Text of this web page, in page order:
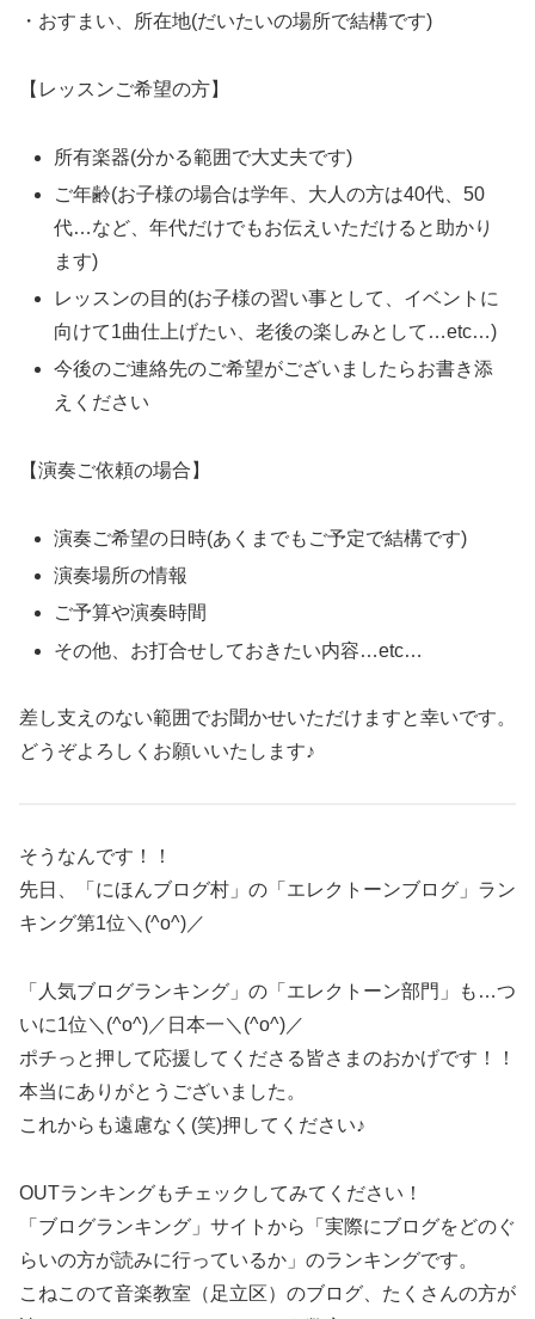
・おすまい、所在地(だいたいの場所で結構です)
【レッスンご希望の方】
所有楽器(分かる範囲で大丈夫です)
ご年齢(お子様の場合は学年、大人の方は40代、50
代…など、年代だけでもお伝えいただけると助かり
ます)
レッスンの目的(お子様の習い事として、イベントに
向けて1曲仕上げたい、老後の楽しみとして…etc…)
今後のご連絡先のご希望がございましたらお書き添
えください
【演奏ご依頼の場合】
演奏ご希望の日時(あくまでもご予定で結構です)
演奏場所の情報
ご予算や演奏時間
その他、お打合せしておきたい内容…etc…
差し支えのない範囲でお聞かせいただけますと幸いです。
どうぞよろしくお願いいたします♪
そうなんです！！
先日、「にほんブログ村」の「エレクトーンブログ」ラン
キング第1位＼(^o^)／
「人気ブログランキング」の「エレクトーン部門」も…つ
いに1位＼(^o^)／日本一＼(^o^)／
ポチっと押して応援してくださる皆さまのおかげです！！
本当にありがとうございました。
これからも遠慮なく(笑)押してください♪
OUTランキングもチェックしてみてください！
「ブログランキング」サイトから「実際にブログをどのぐ
らいの方が読みに行っているか」のランキングです。
こねこのて音楽教室（足立区）のブログ、たくさんの方が